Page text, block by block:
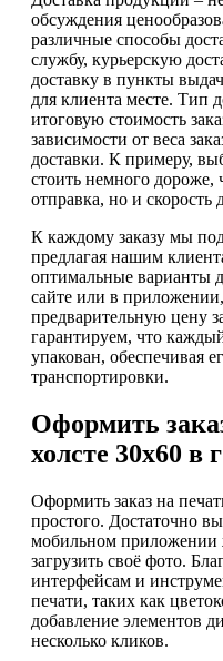
обсуждения
различные способы
службу, курьерскую
доставку в пункты
для клиента месте. Тип
итоговую стоимость
зависимости от веса
доставки. К примеру,
стоить немного дороже,
отправка, но и скорость
К каждому заказу мы
предлагая нашим
оптимальные варианты
сайте или в
предварительную цену
гарантируем, что
упакован, обеспечивая
транспортировки.
Оформить
холсте 30х60 в
Оформить заказ на
простого. Достаточно
мобильном приложении
загрузить своё фото.
интерфейсам и
печати, таких как
добавление элементов
несколько кликов.